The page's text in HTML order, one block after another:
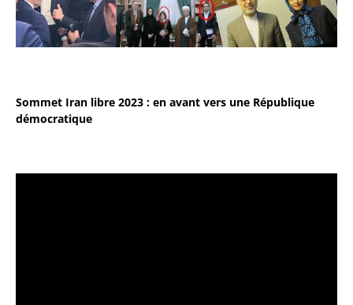
Sommet Iran libre 2023 : en avant vers une République
démocratique